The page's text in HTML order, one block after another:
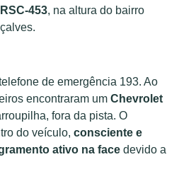
RSC-453, na altura do bairro
de emergência 193. Ao
encontraram um Chevrolet
fora da pista. O
do veículo, consciente e
ativo na face devido a